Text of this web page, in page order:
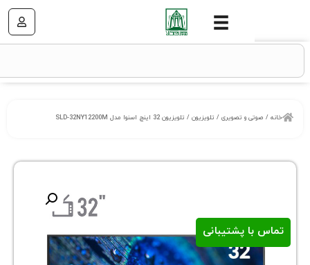
و تصویری/ تلویزیون / تلویزیون 32 اینچ اسنوا مدل SLD-32NY12200M
پشتیبانی